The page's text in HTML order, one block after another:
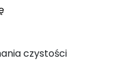
czystości